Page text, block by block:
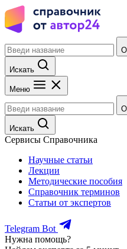
Искать
Меню
Искать
Сервисы Справочника
Научные статьи
Лекции
Методические пособия
Справочник терминов
Статьи от экспертов
Telegram Bot
Нужна помощь?